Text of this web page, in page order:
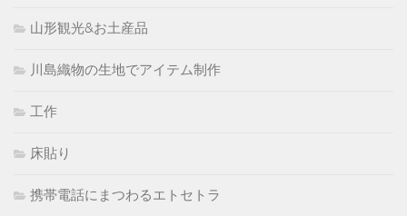
山形観光&お土産品
川島織物の生地でアイテム制作
工作
床貼り
携帯電話にまつわるエトセトラ